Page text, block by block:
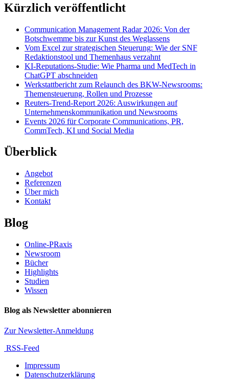
Kürzlich veröffentlicht
Communication Management Radar 2026: Von der
Botschwemme bis zur Kunst des Weglassens
Vom Excel zur strategischen Steuerung: Wie der SNF
Redaktionstool und Themenhaus verzahnt
KI-Reputations-Studie: Wie Pharma und MedTech in
ChatGPT abschneiden
Werkstattbericht zum Relaunch des BKW-Newsrooms:
Themensteuerung, Rollen und Prozesse
Reuters-Trend-Report 2026: Auswirkungen auf
Unternehmenskommunikation und Newsrooms
Events 2026 für Corporate Communications, PR,
CommTech, KI und Social Media
Überblick
Angebot
Referenzen
Über mich
Kontakt
Blog
Online-PRaxis
Newsroom
Bücher
Highlights
Studien
Wissen
Blog als Newsletter abonnieren
Zur Newsletter-Anmeldung
RSS-Feed
Impressum
Datenschutzerklärung